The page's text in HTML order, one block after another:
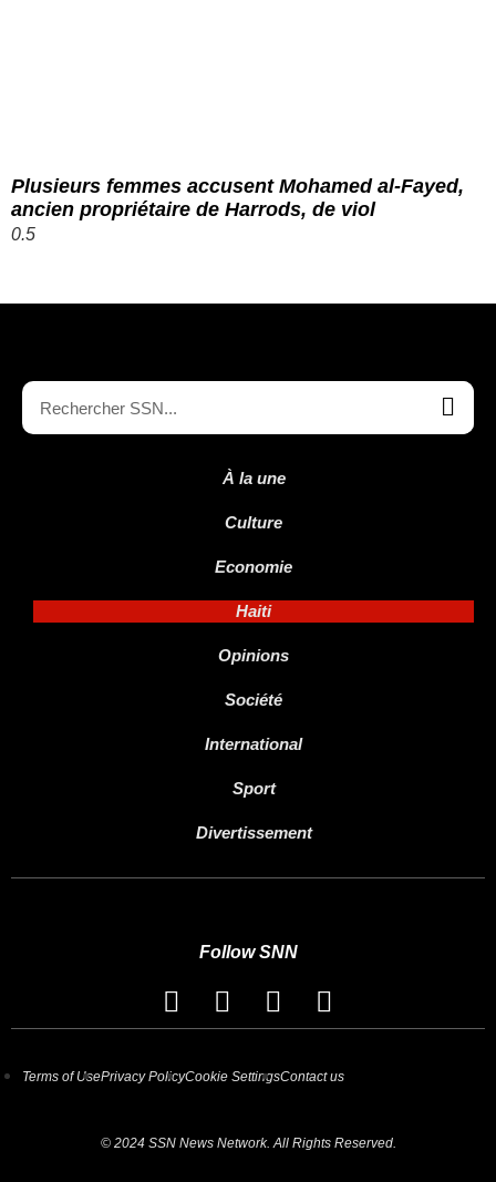
Plusieurs femmes accusent Mohamed al-Fayed,
ancien propriétaire de Harrods, de viol
À la une
Culture
Economie
Haiti
Opinions
Société
International
Sport
Divertissement
Follow SNN
Terms of UsePrivacy PolicyCookie SettingsContact us
© 2024 SSN News Network. All Rights Reserved.